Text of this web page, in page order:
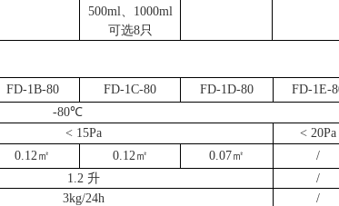
500ml、1000ml
可选8只
FD-1B-80 FD-1C-80 FD-1D-80 FD-1E-8
-80℃
< 15Pa < 20Pa
0.12㎡ 0.12㎡ 0.07㎡
/
1.2 升
/
3kg/24h
/